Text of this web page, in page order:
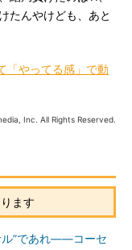
たんやけども、あと
「やってる感」で動
Inc. All Rights Reserved.
ます
ル”であれ――コーセ